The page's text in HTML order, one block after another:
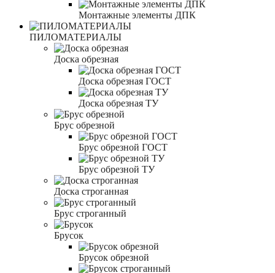
Монтажные элементы ДПК
ПИЛОМАТЕРИАЛЫ
Доска обрезная
Доска обрезная ГОСТ
Доска обрезная ТУ
Брус обрезной
Брус обрезной ГОСТ
Брус обрезной ТУ
Доска строганная
Брус строганный
Брусок
Брусок обрезной